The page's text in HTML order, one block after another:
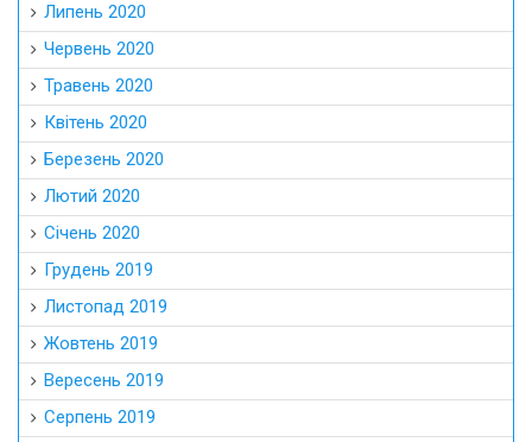
Липень 2020
Червень 2020
Травень 2020
Квітень 2020
Березень 2020
Лютий 2020
Січень 2020
Грудень 2019
Листопад 2019
Жовтень 2019
Вересень 2019
Серпень 2019